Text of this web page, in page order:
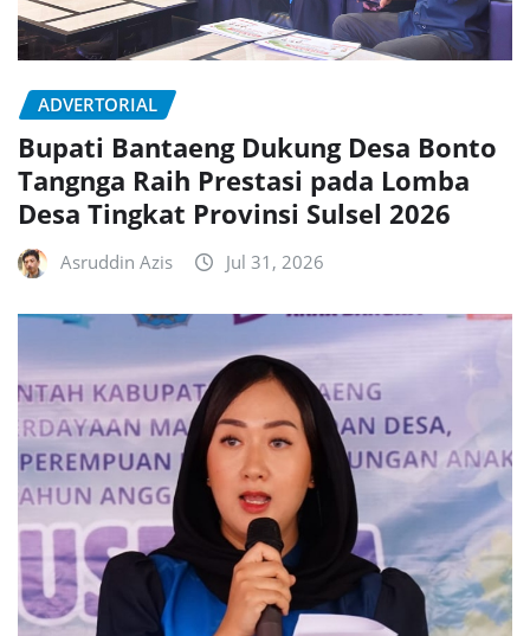
ADVERTORIAL
Bupati Bantaeng Dukung Desa Bonto
Tangnga Raih Prestasi pada Lomba
Desa Tingkat Provinsi Sulsel 2026
Asruddin Azis Jul 31, 2026